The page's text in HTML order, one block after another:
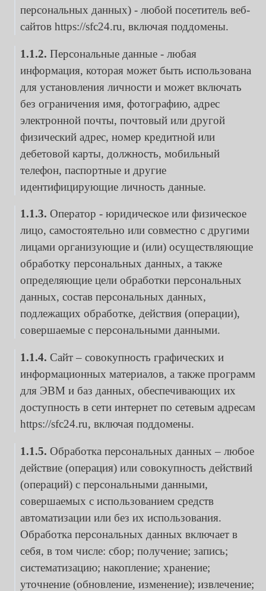
персональных данных) - любой посетитель веб-
сайтов https://sfc24.ru, включая поддомены.
1.1.2. Персональные данные - любая
информация, которая может быть использована
для установления личности и может включать
без ограничения имя, фотографию, адрес
электронной почты, почтовый или другой
физический адрес, номер кредитной или
дебетовой карты, должность, мобильный
телефон, паспортные и другие
идентифицирующие личность данные.
1.1.3. Оператор - юридическое или физическое
лицо, самостоятельно или совместно с другими
лицами организующие и (или) осуществляющие
обработку персональных данных, а также
определяющие цели обработки персональных
данных, состав персональных данных,
подлежащих обработке, действия (операции),
совершаемые с персональными данными.
1.1.4. Сайт – совокупность графических и
информационных материалов, а также программ
для ЭВМ и баз данных, обеспечивающих их
доступность в сети интернет по сетевым адресам
https://sfc24.ru, включая поддомены.
1.1.5. Обработка персональных данных – любое
действие (операция) или совокупность действий
(операций) с персональными данными,
совершаемых с использованием средств
автоматизации или без их использования.
Обработка персональных данных включает в
себя, в том числе: сбор; получение; запись;
систематизацию; накопление; хранение;
уточнение (обновление, изменение); извлечение;